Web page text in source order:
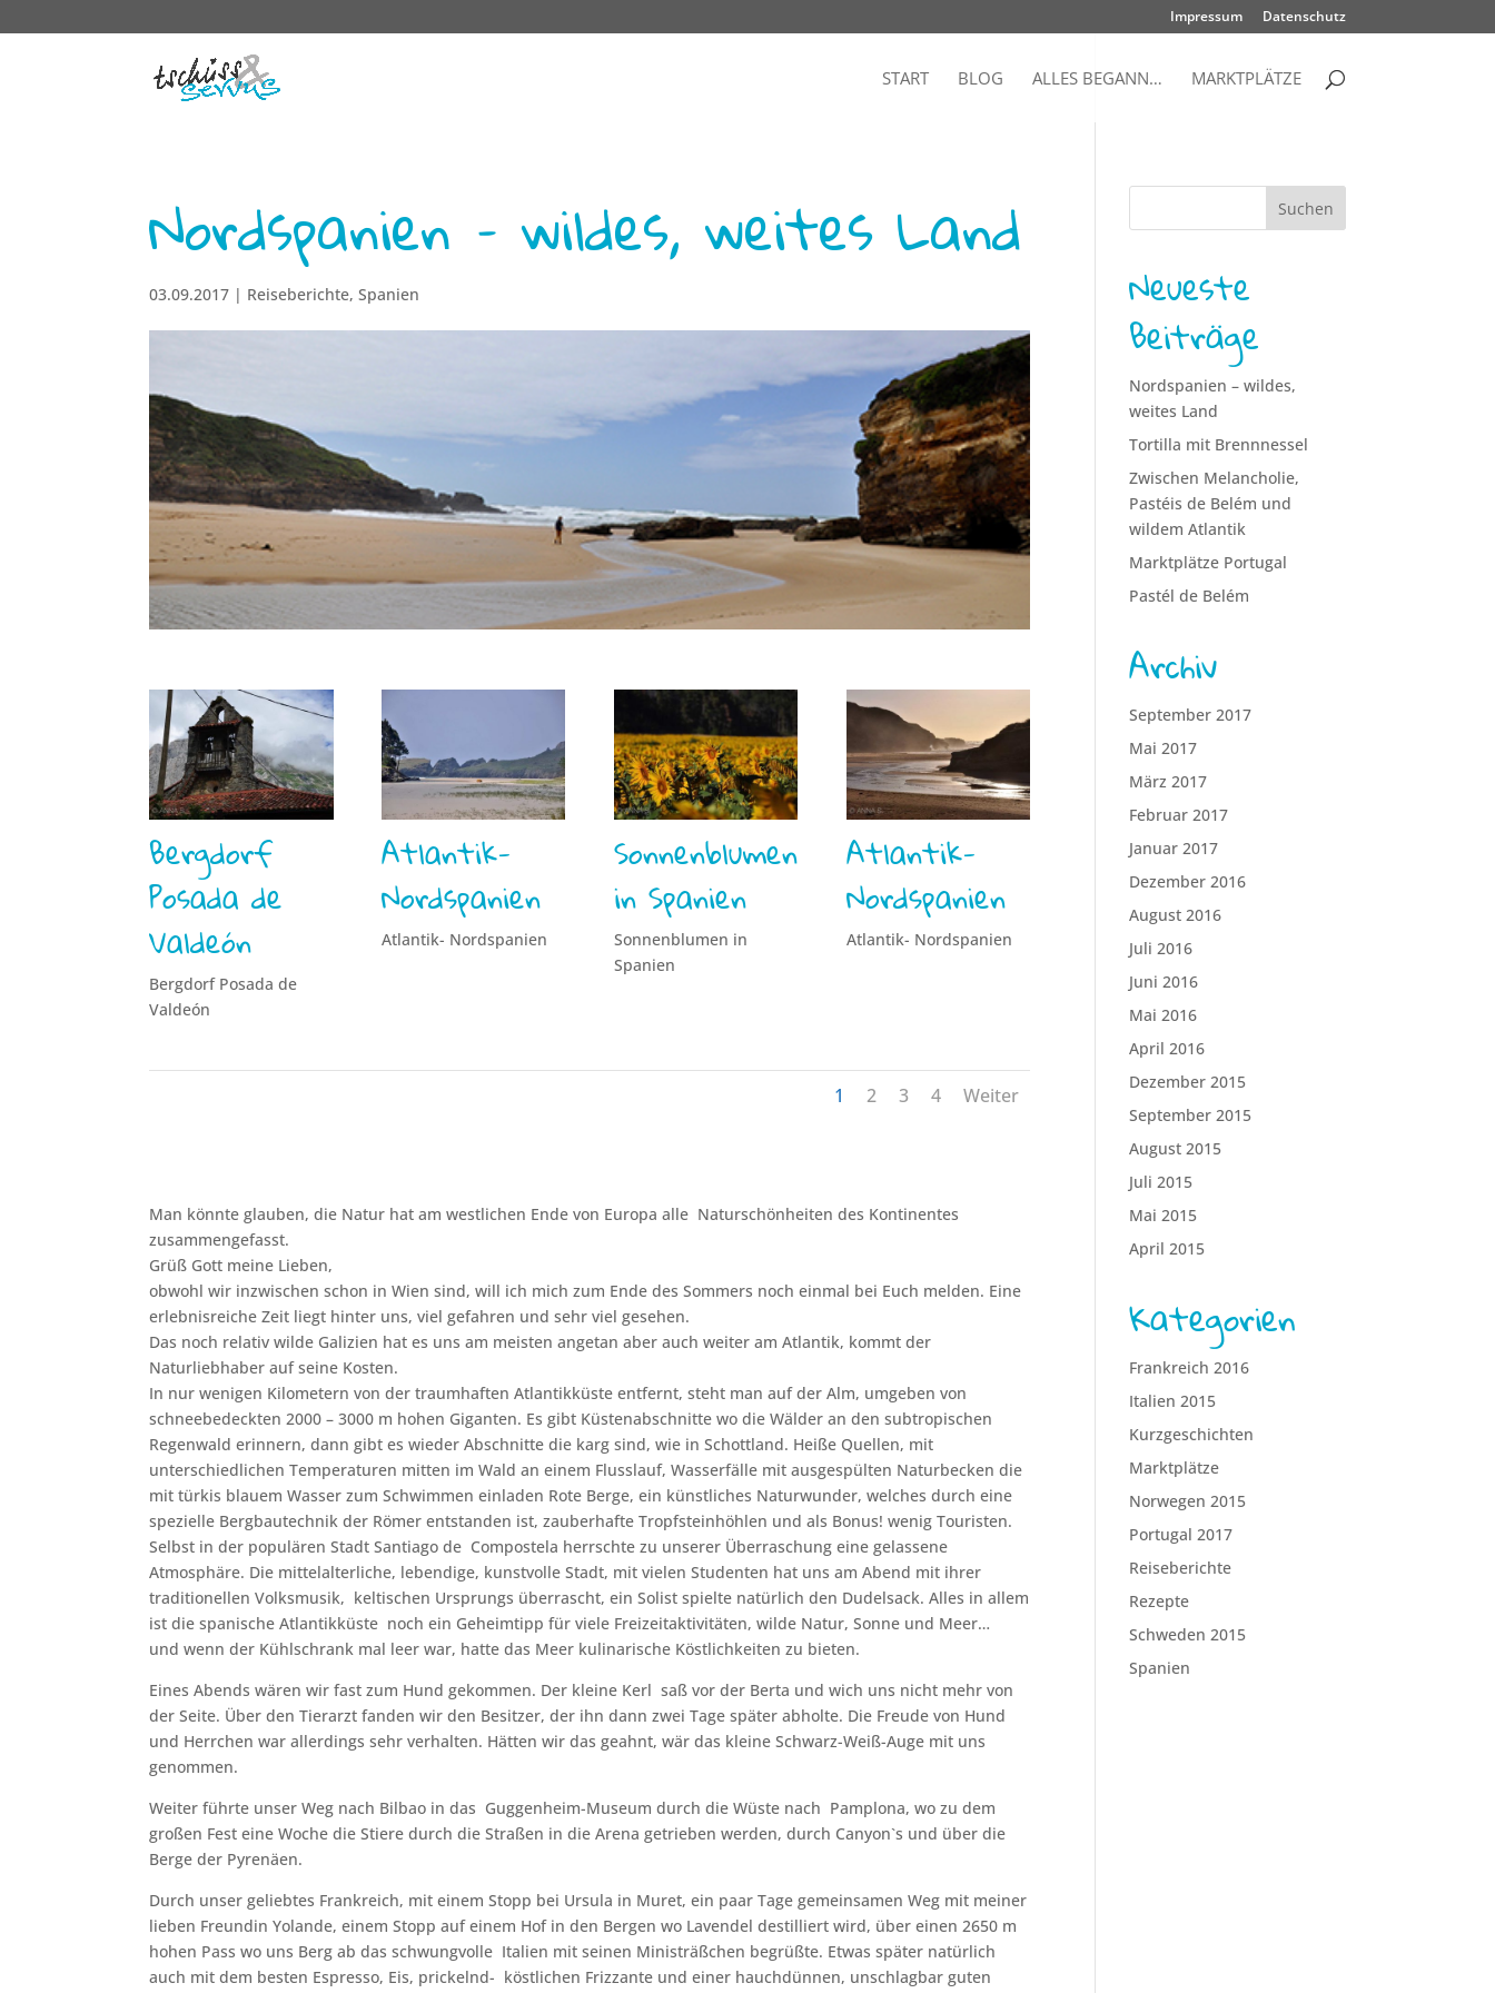
Impressum Datenschutz
START BLOG ALLES BEGANN… MARKTPLÄTZE
Nordspanien – wildes, weites Land
03.09.2017 | Reiseberichte,Spanien
Bergdorf
Posada de
Valdeón
Bergdorf Posada de
Valdeón
Atlantik-
Nordspanien
Atlantik- Nordspanien
Sonnenblumen
in Spanien
Sonnenblumen in
Spanien
Atlantik-
Nordspanien
Atlantik- Nordspanien
1 2 3 4 Weiter
Man könnte glauben, die Natur hat am westlichen Ende von Europa alle Naturschönheiten des Kontinentes
zusammengefasst.
Grüß Gott meine Lieben,
obwohl wir inzwischen schon in Wien sind, will ich mich zum Ende des Sommers noch einmal bei Euch melden. Eine
erlebnisreiche Zeit liegt hinter uns, viel gefahren und sehr viel gesehen.
Das noch relativ wilde Galizien hat es uns am meisten angetan aber auch weiter am Atlantik, kommt der
Naturliebhaber auf seine Kosten.
In nur wenigen Kilometern von der traumhaften Atlantikküste entfernt, steht man auf der Alm, umgeben von
schneebedeckten 2000 – 3000 m hohen Giganten. Es gibt Küstenabschnitte wo die Wälder an den subtropischen
Regenwald erinnern, dann gibt es wieder Abschnitte die karg sind, wie in Schottland. Heiße Quellen, mit
unterschiedlichen Temperaturen mitten im Wald an einem Flusslauf, Wasserfälle mit ausgespülten Naturbecken die
mit türkis blauem Wasser zum Schwimmen einladen Rote Berge, ein künstliches Naturwunder, welches durch eine
spezielle Bergbautechnik der Römer entstanden ist, zauberhafte Tropfsteinhöhlen und als Bonus! wenig Touristen.
Selbst in der populären Stadt Santiago de Compostela herrschte zu unserer Überraschung eine gelassene
Atmosphäre. Die mittelalterliche, lebendige, kunstvolle Stadt, mit vielen Studenten hat uns am Abend mit ihrer
traditionellen Volksmusik, keltischen Ursprungs überrascht, ein Solist spielte natürlich den Dudelsack. Alles in allem
ist die spanische Atlantikküste noch ein Geheimtipp für viele Freizeitaktivitäten, wilde Natur, Sonne und Meer…
und wenn der Kühlschrank mal leer war, hatte das Meer kulinarische Köstlichkeiten zu bieten.
Eines Abends wären wir fast zum Hund gekommen. Der kleine Kerl saß vor der Berta und wich uns nicht mehr von
der Seite. Über den Tierarzt fanden wir den Besitzer, der ihn dann zwei Tage später abholte. Die Freude von Hund
und Herrchen war allerdings sehr verhalten. Hätten wir das geahnt, wär das kleine Schwarz-Weiß-Auge mit uns
genommen.
Weiter führte unser Weg nach Bilbao in das Guggenheim-Museum durch die Wüste nach Pamplona, wo zu dem
großen Fest eine Woche die Stiere durch die Straßen in die Arena getrieben werden, durch Canyon`s und über die
Berge der Pyrenäen.
Durch unser geliebtes Frankreich, mit einem Stopp bei Ursula in Muret, ein paar Tage gemeinsamen Weg mit meiner
lieben Freundin Yolande, einem Stopp auf einem Hof in den Bergen wo Lavendel destilliert wird, über einen 2650 m
hohen Pass wo uns Berg ab das schwungvolle Italien mit seinen Ministräßchen begrüßte. Etwas später natürlich
auch mit dem besten Espresso, Eis, prickelnd- köstlichen Frizzante und einer hauchdünnen, unschlagbar guten
Neueste
Beiträge
Nordspanien – wildes,
weites Land
Tortilla mit Brennnessel
Zwischen Melancholie,
Pastéis de Belém und
wildem Atlantik
Marktplätze Portugal
Pastél de Belém
Archiv
September 2017
Mai 2017
März 2017
Februar 2017
Januar 2017
Dezember 2016
August 2016
Juli 2016
Juni 2016
Mai 2016
April 2016
Dezember 2015
September 2015
August 2015
Juli 2015
Mai 2015
April 2015
Kategorien
Frankreich 2016
Italien 2015
Kurzgeschichten
Marktplätze
Norwegen 2015
Portugal 2017
Reiseberichte
Rezepte
Schweden 2015
Spanien